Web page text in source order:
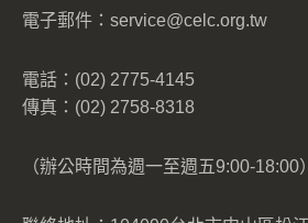
電子郵件： service@celc.org.tw
電話：(02) 2775-4145
傳真：(02) 2758-8318
（辦公時間為週一至週五9:00-18:00）